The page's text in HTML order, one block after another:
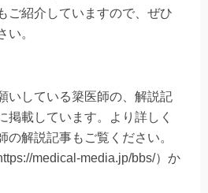
ご紹介していますので、ぜひ
い。
いしている簗医師の、解説記
掲載しています。より詳しく
の解説記事もご覧ください。
medical-media.jp/bbs/）か